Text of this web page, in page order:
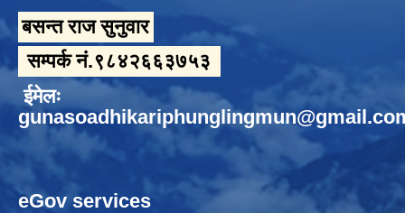
बसन्त राज सुनुवार
सम्पर्क नं.९८४२६६३७५३
ईमेलः
eGov services